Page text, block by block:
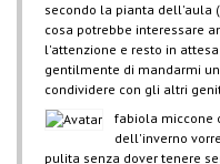
secondo la pianta dell'aula
cosa potrebbe interessare
l'attenzione e resto in attesa
gentilmente di mandarmi
condividere con gli altri
fabiola miccone
dell'inverno
pulita senza dover tenere